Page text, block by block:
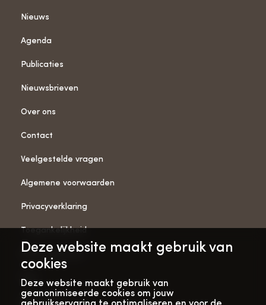
Deze website maakt gebruik van
cookies
Deze website maakt gebruik van
geanonimiseerde cookies om jouw
Nieuws
Agenda
Publicaties
Nieuwsbrieven
Over ons
Contact
Veelgestelde vragen
Algemene voorwaarden
Privacyverklaring
Toegankelijkheid
ANBI-gegevens
Pers
Vacatures